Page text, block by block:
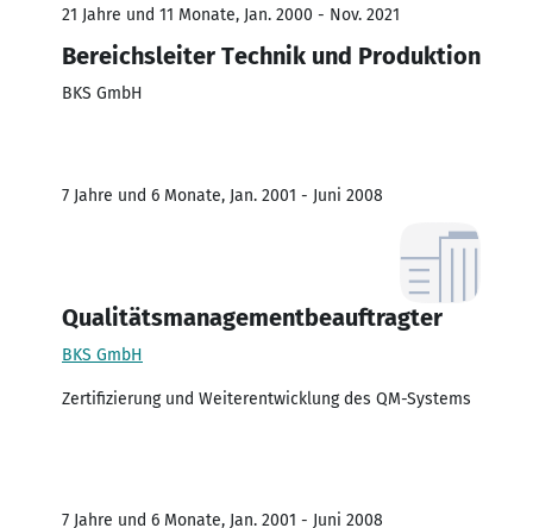
21 Jahre und 11 Monate, Jan. 2000 - Nov. 2021
Bereichsleiter Technik und Produktion
BKS GmbH
7 Jahre und 6 Monate, Jan. 2001 - Juni 2008
Qualitätsmanagementbeauftragter
BKS GmbH
Zertifizierung und Weiterentwicklung des QM-Systems
7 Jahre und 6 Monate, Jan. 2001 - Juni 2008